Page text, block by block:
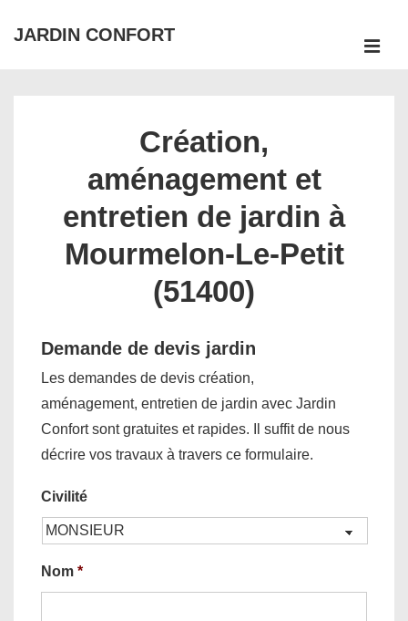
passer
JARDIN CONFORT
Création,
aménagement et
entretien de jardin à
Mourmelon-Le-Petit
(51400)
Demande de devis jardin
Les demandes de devis création,
aménagement, entretien de jardin avec Jardin
Confort sont gratuites et rapides. Il suffit de nous
décrire vos travaux à travers ce formulaire.
Civilité
Nom *